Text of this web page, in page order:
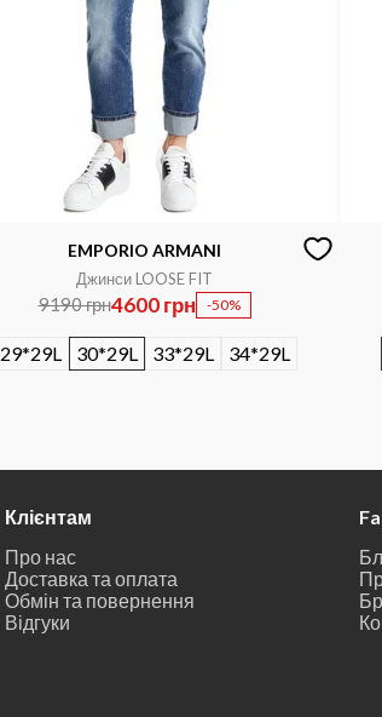
EMPORIO ARMANI
Джинси LOOSE FIT
9190 грн4600 грн -50%
29*29L 30*29L 33*29L 34*29L
Клієнтам
Про нас
Доставка та оплата
Обмін та повернення
Відгуки